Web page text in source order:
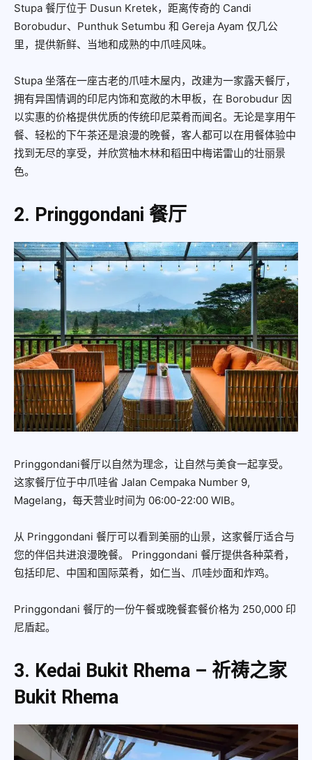
Stupa 餐厅位于 Dusun Kretek，距离传奇的 Candi
Borobudur、Punthuk Setumbu 和 Gereja Ayam 仅几公
里，提供新鲜、当地和成熟的中爪哇风味。
Stupa 坐落在一座古老的爪哇木屋内，改建为一家露天餐厅，
拥有异国情调的印尼内饰和宽敞的木甲板，在 Borobudur 因
以实惠的价格提供优质的传统印尼菜肴而闻名。无论是享用午
餐、轻松的下午茶还是浪漫的晚餐，客人都可以在用餐体验中
找到无尽的享受，并欣赏柚木林和稻田中梅诺雷山的壮丽景
色。
2. Pringgondani 餐厅
Pringgondani餐厅以自然为理念，让自然与美食一起享受。
这家餐厅位于中爪哇省 Jalan Cempaka Number 9,
Magelang，每天营业时间为 06:00-22:00 WIB。
从 Pringgondani 餐厅可以看到美丽的山景，这家餐厅适合与
您的伴侣共进浪漫晚餐。 Pringgondani 餐厅提供各种菜肴，
包括印尼、中国和国际菜肴，如仁当、爪哇炒面和炸鸡。
Pringgondani 餐厅的一份午餐或晚餐套餐价格为 250,000 印
尼盾起。
3. Kedai Bukit Rhema – 祈祷之家
Bukit Rhema